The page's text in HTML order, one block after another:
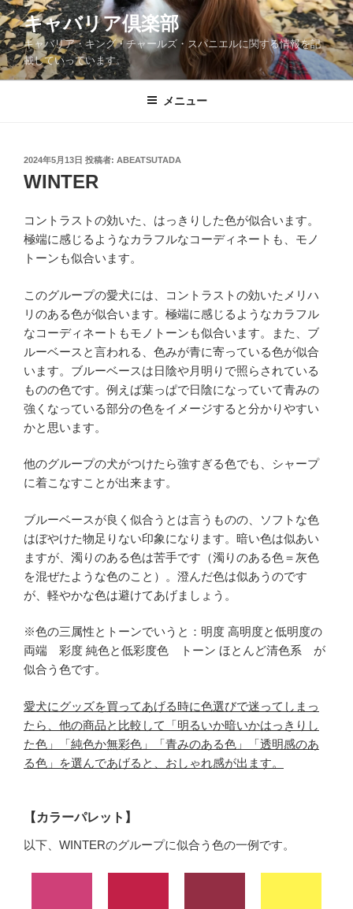
コ
ン
テ
ン
ツ
キャバリア倶楽部
キャバリア・キング・チャールズ・スパニエルに関する情報を記
載していっています。
メニュー
投
稿
日:
2024年5月13日 投稿者: ABEATSUTADA
WINTER
コントラストの効いた、はっきりした色が似合います。
極端に感じるようなカラフルなコーディネートも、モノ
トーンも似合います。
このグループの愛犬には、コントラストの効いたメリハ
リのある色が似合います。極端に感じるようなカラフル
なコーディネートもモノトーンも似合います。また、ブ
ルーベースと言われる、色みが青に寄っている色が似合
います。ブルーベースは日陰や月明りで照らされている
ものの色です。例えば葉っぱで日陰になっていて青みの
強くなっている部分の色をイメージすると分かりやすい
かと思います。
他のグループの犬がつけたら強すぎる色でも、シャープ
に着こなすことが出来ます。
ブルーベースが良く似合うとは言うものの、ソフトな色
はぼやけた物足りない印象になります。暗い色は似あい
ますが、濁りのある色は苦手です（濁りのある色＝灰色
を混ぜたような色のこと）。澄んだ色は似あうのです
が、軽やかな色は避けてあげましょう。
※色の三属性とトーンでいうと：明度 高明度と低明度の
両端 彩度 純色と低彩度色 トーン ほとんど清色系 が
似合う色です。
愛犬にグッズを買ってあげる時に色選びで迷ってしまっ
たら、他の商品と比較して「明るいか暗いかはっきりし
た色」「純色か無彩色」「青みのある色」「透明感のあ
る色」を選んであげると、おしゃれ感が出ます。
【カラーパレット】
以下、WINTERのグループに似合う色の一例です。